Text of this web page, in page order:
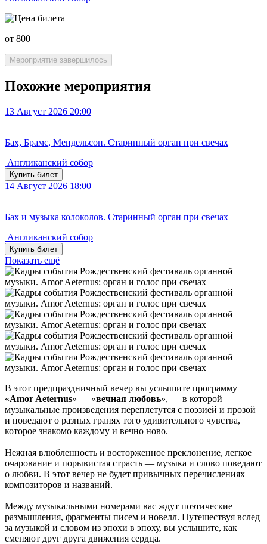
от 800
Мероприятие завершилось
Похожие мероприятия
13 Август 2026 20:00
Бах, Брамс, Мендельсон. Старинный орган при свечах
Англиканский собор
Купить билет
14 Август 2026 18:00
Бах и музыка колоколов. Старинный орган при свечах
Англиканский собор
Купить билет
Показать ещё
В этот предпраздничный вечер вы услышите программу
«Amor Aeternus» — «вечная любовь», — в которой
музыкальные произведения переплетутся с поэзией и прозой
и поведают о разных гранях того удивительного чувства,
которое знакомо каждому и вечно ново.
Нежная влюбленность и восторженное преклонение, легкое
очарование и порывистая страсть — музыка и слово поведают
о любви. В этот вечер не будет привычных перечислениях
композиторов и названий.
Между музыкальными номерами вас ждут поэтические
размышления, фрагменты писем и новелл. Путешествуя вслед
за музыкой и словом из эпохи в эпоху, вы услышите, как
сменяют друг друга движения сердца.